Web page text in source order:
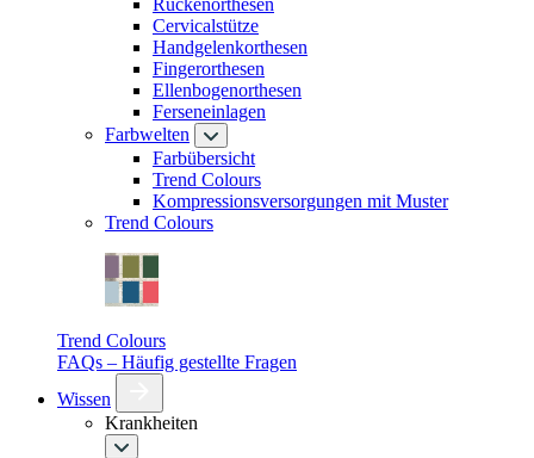
Rückenorthesen
Cervicalstütze
Handgelenkorthesen
Fingerorthesen
Ellenbogenorthesen
Ferseneinlagen
Farbwelten
Farbübersicht
Trend Colours
Kompressionsversorgungen mit Muster
Trend Colours
Trend Colours
FAQs – Häufig gestellte Fragen
Wissen
Krankheiten